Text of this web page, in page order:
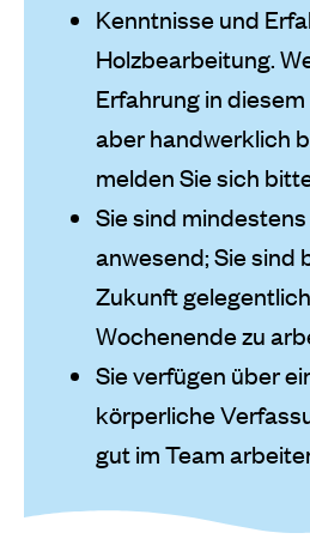
Kenntnisse und
Holzbearbeitung.
Erfahrung in
aber handwerklich
melden Sie sich
Sie sind
anwesend; Sie sind
Zukunft
Wochenende zu
Sie verfügen über
körperliche
gut im Team